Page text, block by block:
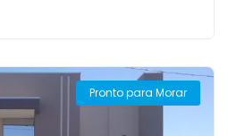
Pronto para Morar